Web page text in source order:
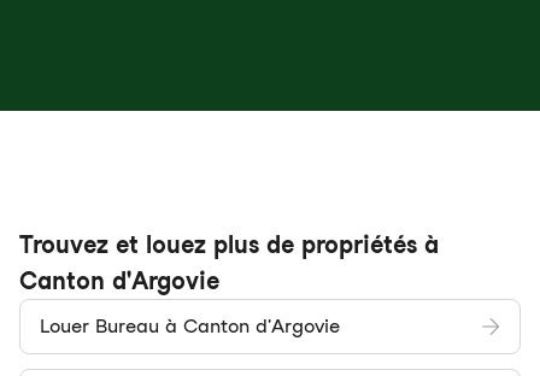
Trouvez et louez plus de propriétés à
Canton d'Argovie
Louer Bureau à Canton d'Argovie